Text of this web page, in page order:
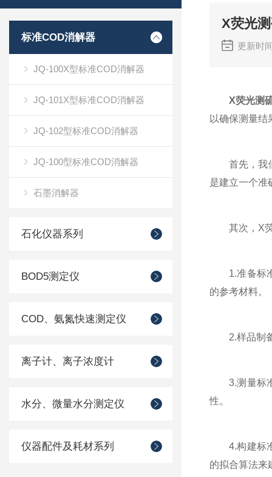
标准COD消解器
JQ-100X型标准COD消解器
JQ-101X型标准COD消解器
JQ-102型标准COD消解器
JQ-100型标准COD消解器
石墨消解器
石化仪器系列
BOD5测定仪
COD、氨氮快速测定仪
离子计、离子浓度计
水分、微量水分测定仪
仪器配件及耗材系列
X荧光
更新时
X荧光测
以确保测量结
首先，我们
是建立一个准
其次，X荧
1.准备标准
的参考材料。
2.样品制备
3.测量标准
性。
4.构建标准
的拟合算法来